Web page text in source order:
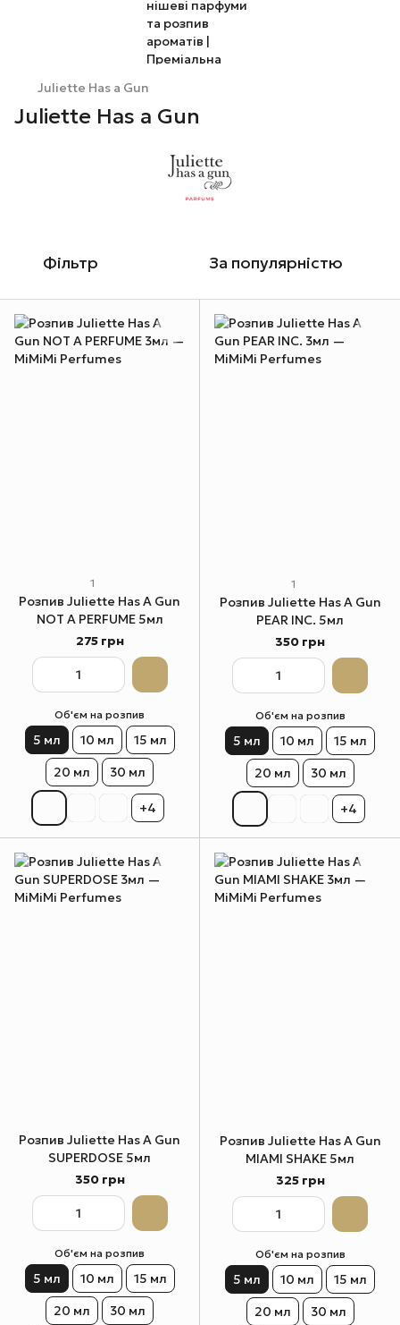
Juliette Has a Gun
Juliette Has a Gun
Фільтр За популярністю
1
Розпив Juliette Has A Gun
NOT A PERFUME 5мл
275 грн
Об'єм на розпив
5 мл 10 мл
15 мл
20 мл
30 мл
+4
1
Розпив Juliette Has A Gun
PEAR INC. 5мл
350 грн
Об'єм на розпив
5 мл 10 мл
15 мл
20 мл
30 мл
+4
Розпив Juliette Has A Gun
SUPERDOSE 5мл
350 грн
Об'єм на розпив
5 мл 10 мл
15 мл
20 мл
30 мл
Розпив Juliette Has A Gun
MIAMI SHAKE 5мл
325 грн
Об'єм на розпив
5 мл 10 мл
15 мл
20 мл
30 мл